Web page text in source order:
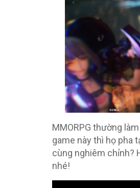
MMORPG thường
game này thì họ pha
cùng nghiêm chỉnh?
nhé!